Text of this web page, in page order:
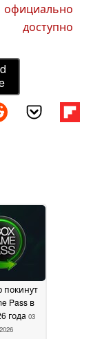
официально
доступно
покинут
Pass в
года 03